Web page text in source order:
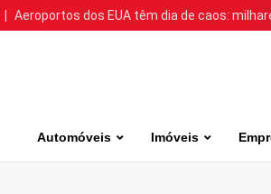
Aeroportos dos EUA têm dia de caos:
Automóveis Imóveis